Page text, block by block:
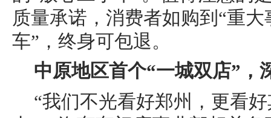
质量承诺，消费者如购到“重
车”，终身可包退。
中原地区首个“一城双店” ，
“我们不光看好郑州，更看